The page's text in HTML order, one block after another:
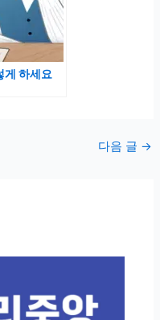
게 하세요
다음 글 →